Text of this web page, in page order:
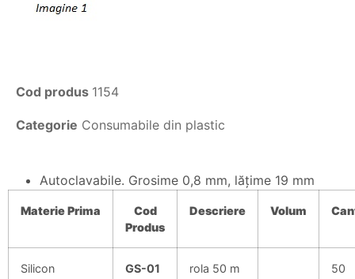
Cod produs 1154
Categorie Consumabile din plastic
Autoclavabile. Grosime 0,8 mm, lăţime 19 mm
MateriePrima
Cod
Produs
Descriere Volum
Silicon GS-01 rola 50 m 50